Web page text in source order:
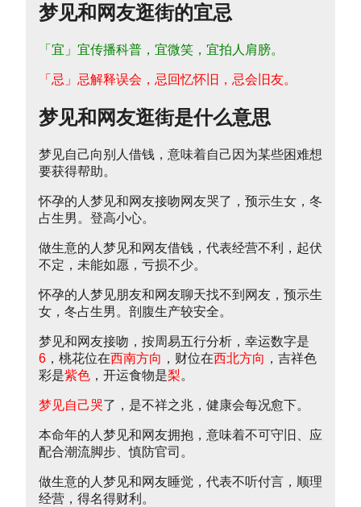
梦见和网友逛街的宜忌
「宜」宜传播科普，宜微笑，宜拍人肩膀。
「忌」忌解释误会，忌回忆怀旧，忌会旧友。
梦见和网友逛街是什么意思
梦见自己向别人借钱，意味着自己因为某些困难想
要获得帮助。
怀孕的人梦见和网友接吻网友哭了，预示生女，冬
占生男。登高小心。
做生意的人梦见和网友借钱，代表经营不利，起伏
不定，未能如愿，亏损不少。
怀孕的人梦见朋友和网友聊天找不到网友，预示生
女，冬占生男。剖腹生产较安全。
梦见和网友接吻，按周易五行分析，幸运数字是
6 ，桃花位在西南方向 ，财位在西北方向 ，吉祥色
彩是紫色 ，开运食物是梨。
梦见自己哭了，是不祥之兆，健康会每况愈下。
本命年的人梦见和网友拥抱，意味着不可守旧、应
配合潮流脚步、慎防官司。
做生意的人梦见和网友睡觉，代表不听付言，顺理
经营，得名得财利。